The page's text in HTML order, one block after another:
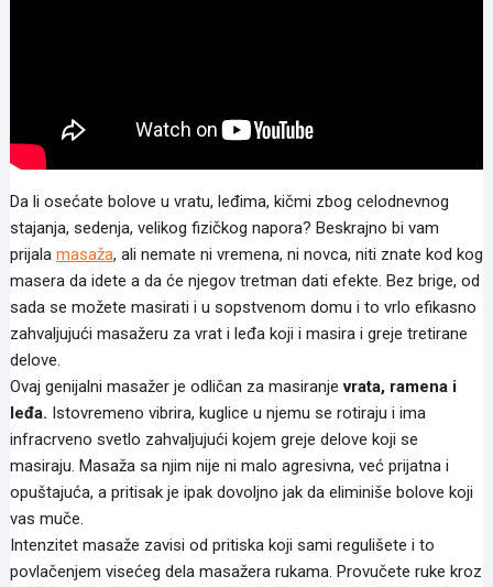
Da li osećate bolove u vratu, leđima, kičmi zbog celodnevnog
stajanja, sedenja, velikog fizičkog napora? Beskrajno bi vam
prijala masaža, ali nemate ni vremena, ni novca, niti znate kod kog
masera da idete a da će njegov tretman dati efekte. Bez brige, od
sada se možete masirati i u sopstvenom domu i to vrlo efikasno
zahvaljujući masažeru za vrat i leđa koji i masira i greje tretirane
delove.
Ovaj genijalni masažer je odličan za masiranjevrata, ramena i
leđa. Istovremeno vibrira, kuglice u njemu se rotiraju i ima
infracrveno svetlo zahvaljujući kojem greje delove koji se
masiraju. Masaža sa njim nije ni malo agresivna, već prijatna i
opuštajuća, a pritisak je ipak dovoljno jak da eliminiše bolove koji
vas muče.
Intenzitet masaže zavisi od pritiska koji sami regulišete i to
povlačenjem visećeg dela masažera rukama. Provučete ruke kroz